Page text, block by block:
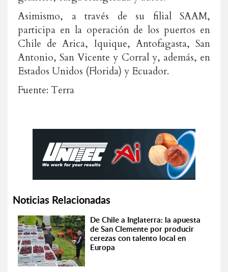
Asimismo, a través de su filial SAAM,
participa en la operación de los puertos en
Chile de Arica, Iquique, Antofagasta, San
Antonio, San Vicente y Corral y, además, en
Estados Unidos (Florida) y Ecuador.
Fuente: Terra
Noticias Relacionadas
De Chile a Inglaterra: la apuesta
de San Clemente por producir
cerezas con talento local en
Europa